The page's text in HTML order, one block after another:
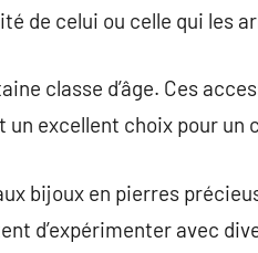
de celui ou celle qui les
classe d’âge. Ces
un excellent choix pour un
bijoux en pierres
d’expérimenter avec